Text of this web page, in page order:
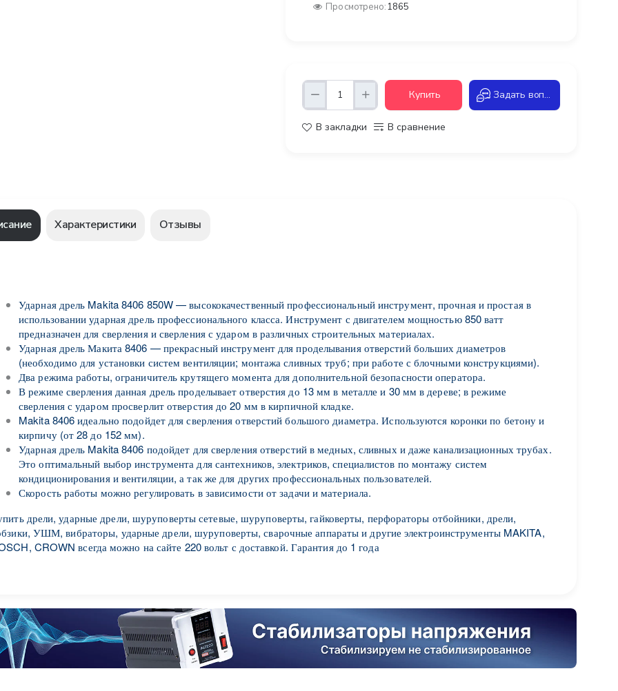
Просмотрено:1865
Купить Задать вопрос
В закладки В сравнение
Характеристики Отзывы
Ударная дрель Makita 8406 850W — высококачественный профессиональный инструмент, прочная и простая в
использовании ударная дрель профессионального класса. Инструмент с двигателем мощностью 850 ватт
предназначен для сверления и сверления с ударом в различных строительных материалах.
Ударная дрель Макита 8406 — прекрасный инструмент для проделывания отверстий больших диаметров
(необходимо для установки систем вентиляции; монтажа сливных труб; при работе с блочными конструкциями).
Два режима работы, ограничитель крутящего момента для дополнительной безопасности оператора.
В режиме сверления данная дрель проделывает отверстия до 13 мм в металле и 30 мм в дереве; в режиме
сверления с ударом просверлит отверстия до 20 мм в кирпичной кладке.
Makita 8406 идеально подойдет для сверления отверстий большого диаметра. Используются коронки по бетону и
кирпичу (от 28 до 152 мм).
Ударная дрель Makita 8406 подойдет для сверления отверстий в медных, сливных и даже канализационных трубах.
Это оптимальный выбор инструмента для сантехников, электриков, специалистов по монтажу систем
кондиционирования и вентиляции, а так же для других профессиональных пользователей.
Скорость работы можно регулировать в зависимости от задачи и материала.
дрели, ударные дрели, шуруповерты сетевые, шуруповерты, гайковерты, перфораторы отбойники, дрели,
УШМ, вибраторы, ударные дрели, шуруповерты, сварочные аппараты и другие электроинструменты MAKITA,
CROWN всегда можно на сайте 220 вольт с доставкой. Гарантия до 1 года